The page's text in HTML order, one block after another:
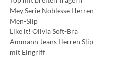
Mey Serie Noblesse Herren
Men-Slip
Like it! Olivia Soft-Bra
Ammann Jeans Herren Slip
mit Eingriff